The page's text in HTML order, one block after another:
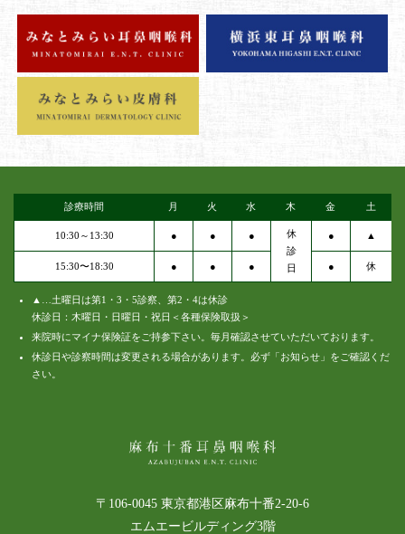
診療時間 月 火 水 木 金 土
10:30～13:30 ● ● ●
休
診
日
● ▲
15:30〜18:30 ● ● ● ● 休
▲…土曜日は第1・3・5診察、第2・4は休診
休診日：木曜日・日曜日・祝日＜各種保険取扱＞
来院時にマイナ保険証をご持参下さい。毎月確認させていただいております。
休診日や診察時間は変更される場合があります。必ず「お知らせ」をご確認くだ
さい。
〒106-0045 東京都港区麻布十番2-20-6
エムエービルディング3階